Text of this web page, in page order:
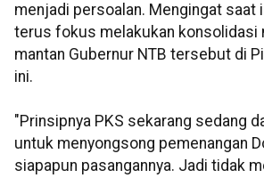
menjadi persoalan. Mengingat saat
terus fokus melakukan konsolidasi
mantan Gubernur NTB tersebut di
ini.
"Prinsipnya PKS sekarang sedang
untuk menyongsong pemenangan
siapapun pasangannya. Jadi tidak